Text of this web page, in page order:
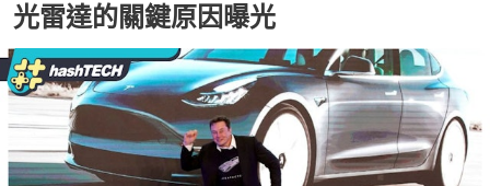
光雷達的關鍵原因曝光